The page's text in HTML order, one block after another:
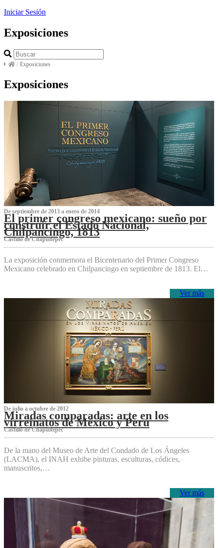
Iniciar Sesión
Exposiciones
/ Exposiciones
Exposiciones
De septiembre de 2013 a enero de 2014
El primer congreso mexicano: sueño por
construir el Estado Nacional,
Chilpancingo, 1813
Castillo de Chapultepec
La exposición conmemora el Bicentenario del Primer Congreso
Mexicano celebrado en Chilpancingo en septiembre de 1813. El…
Ver más
De julio a octubre de 2012
Miradas comparadas: arte en los
virreinatos de México y Perú
Castillo de Chapultepec
De la mano del Museo de Arte del Condado de Los Ángeles
(LACMA), el INAH exhibe pinturas, esculturas, códices,
manuscritos,…
Ver más